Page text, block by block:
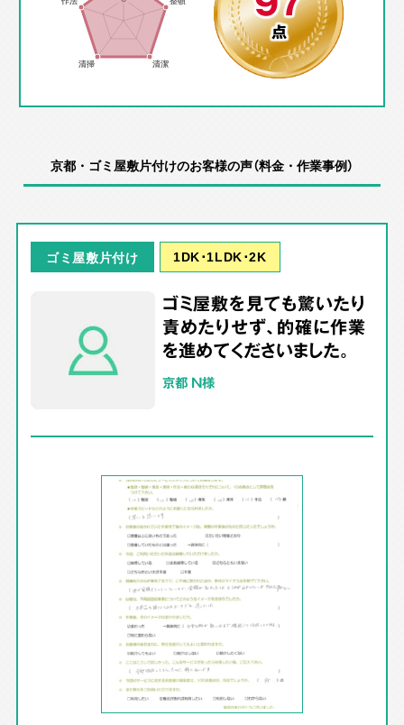
点
京都・ゴミ屋敷片付けのお客様の声（料金・作業事例）
ゴミ屋敷片付け 1DK･1LDK･2K
ゴミ屋敷を見ても驚いたり
責めたりせず、的確に作業
を進めてくださいました。
京都 N様